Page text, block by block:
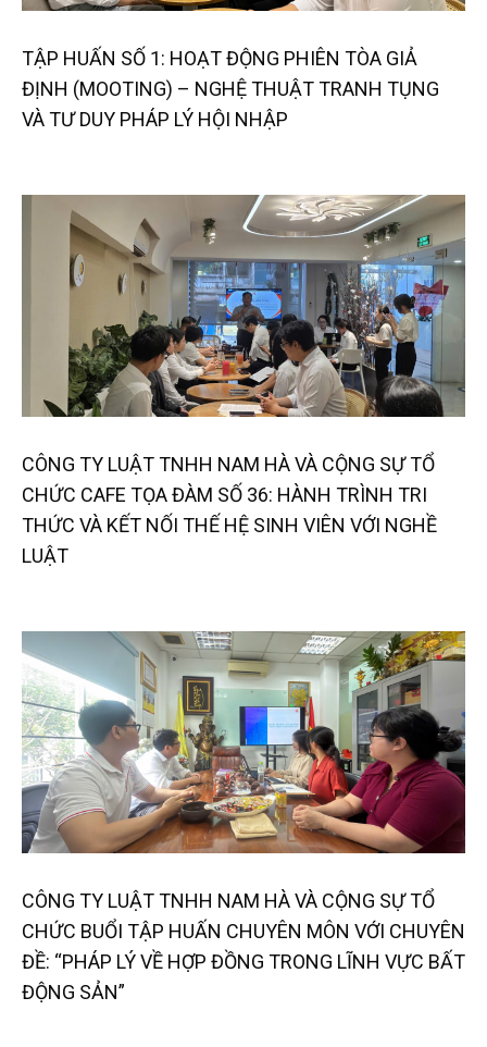
TẬP HUẤN SỐ 1: HOẠT ĐỘNG PHIÊN TÒA GIẢ
ĐỊNH (MOOTING) – NGHỆ THUẬT TRANH TỤNG
VÀ TƯ DUY PHÁP LÝ HỘI NHẬP
CÔNG TY LUẬT TNHH NAM HÀ VÀ CỘNG SỰ TỔ
CHỨC CAFE TỌA ĐÀM SỐ 36: HÀNH TRÌNH TRI
THỨC VÀ KẾT NỐI THẾ HỆ SINH VIÊN VỚI NGHỀ
LUẬT
CÔNG TY LUẬT TNHH NAM HÀ VÀ CỘNG SỰ TỔ
CHỨC BUỔI TẬP HUẤN CHUYÊN MÔN VỚI CHUYÊN
ĐỀ: “PHÁP LÝ VỀ HỢP ĐỒNG TRONG LĨNH VỰC BẤT
ĐỘNG SẢN”